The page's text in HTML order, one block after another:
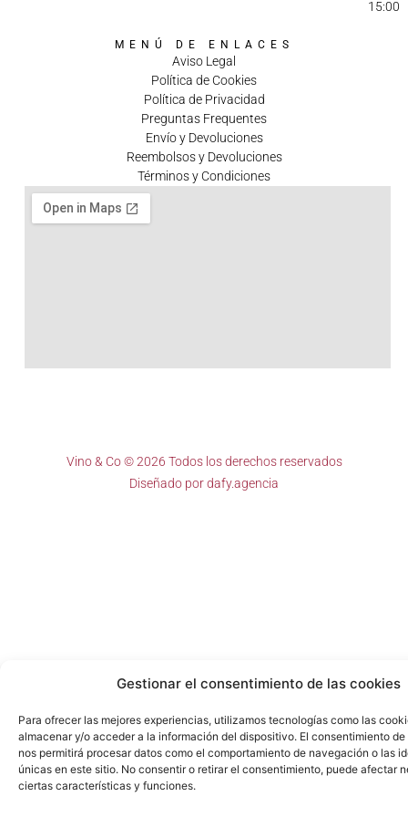
Gestionar el consentimiento de las cookies
Para ofrecer las mejores experiencias, utilizamos tecnologías como las
almacenar y/o acceder a la información del dispositivo. El consentimiento
nos permitirá procesar datos como el comportamiento de navegación o las
únicas en este sitio. No consentir o retirar el consentimiento, puede afectar
ciertas características y funciones.
15:00
MENÚ DE ENLACES
Aviso Legal
Política de Cookies
Política de Privacidad
Preguntas Frequentes
Envío y Devoluciones
Reembolsos y Devoluciones
Términos y Condiciones
Vino & Co © 2026 Todos los derechos reservados
Diseñado pordafy.agencia